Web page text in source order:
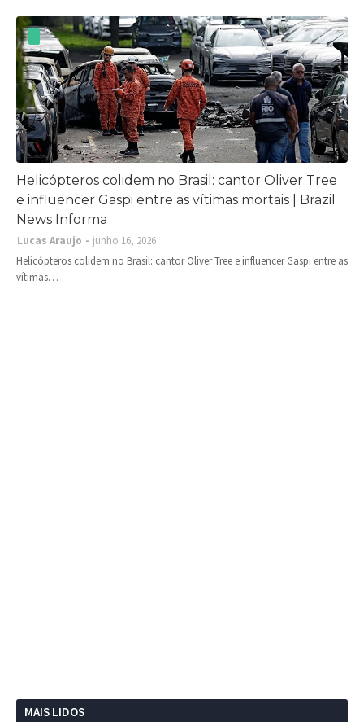
Helicópteros colidem no Brasil: cantor Oliver Tree
e influencer Gaspi entre as vítimas mortais | Brazil
News Informa
Lucas Araujo
junho 16, 2026
Helicópteros colidem no Brasil: cantor Oliver Tree e influencer Gaspi entre as
vítimas…
MAIS LIDOS